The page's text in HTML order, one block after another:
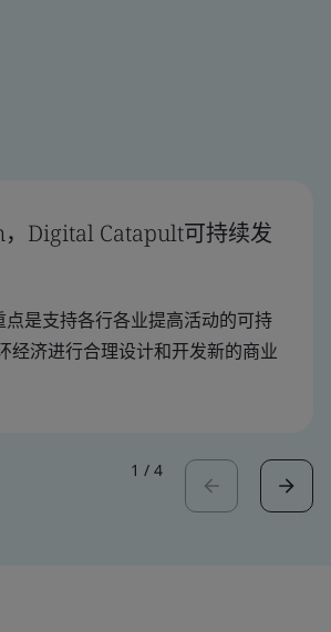
Digital Catapult可持续发
是支持各行各业提高活动的可持
经济进行合理设计和开发新的商业
1 / 4